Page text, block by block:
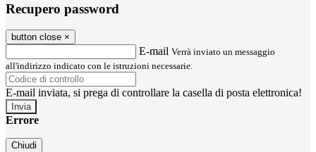
Recupero password
button close ×
E-mail Verrà inviato un messaggio
all'indirizzo indicato con le istruzioni necessarie.
E-mail inviata, si prega di controllare la casella di posta elettronica!
Errore
Chiudi